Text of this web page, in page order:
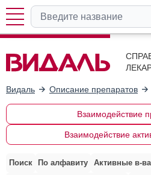
Видаль Описание препаратов
Взаимодействие
Взаимодействие
Поиск По алфавиту Активные в-ва